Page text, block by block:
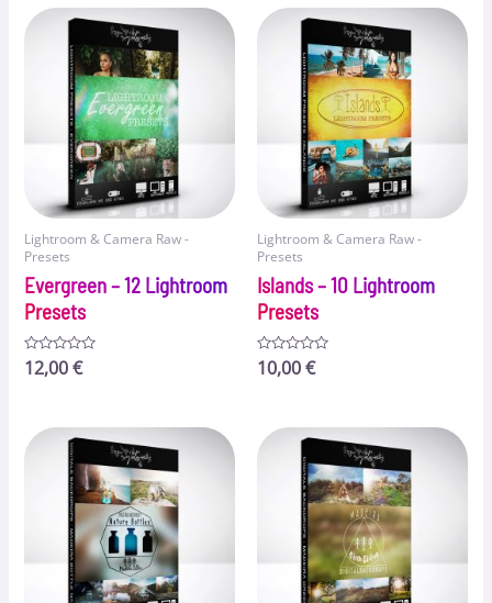
Lightroom & Camera Raw -
Presets
Evergreen – 12 Lightroom
Presets
Bewertet
mit
12,00€
Lightroom & Camera Raw -
Presets
Islands – 10 Lightroom
Presets
Bewertet
mit
10,00€